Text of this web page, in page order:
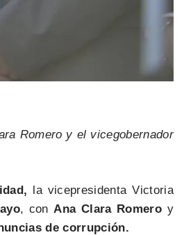
Romero y el vicegobernador
la vicepresidenta Victoria
, conAna Clara Romero y
de corrupción.